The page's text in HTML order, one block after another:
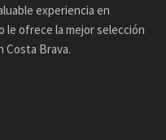
experiencia en
le ofrece la mejor selección
Costa Brava.